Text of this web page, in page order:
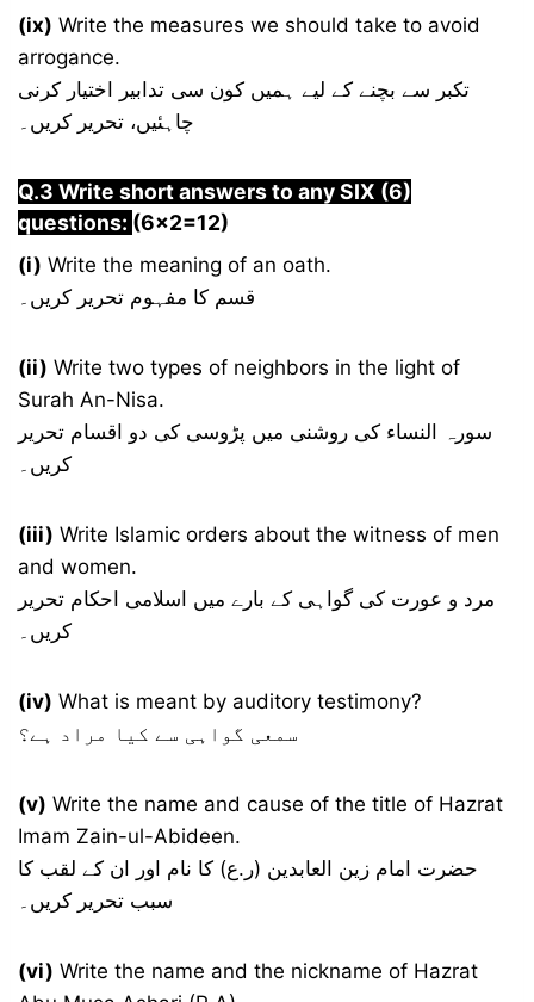
(ix) Write the measures we should take to avoid
arrogance.
تکبر سے بچنے کے لیے ہمیں کون سی تدابیر اختیار کرنی
چاہئیں، تحریر کریں۔
Q.3 Write short answers to any SIX (6)
questions: (6×2=12)
(i) Write the meaning of an oath.
قسم کا مفہوم تحریر کریں۔
(ii) Write two types of neighbors in the light of
Surah An-Nisa.
سورہ النساء کی روشنی میں پڑوسی کی دو اقسام تحریر
کریں۔
(iii) Write Islamic orders about the witness of men
and women.
مرد و عورت کی گواہی کے بارے میں اسلامی احکام تحریر
کریں۔
(iv) What is meant by auditory testimony?
سمعی گواہی سے کیا مراد ہے؟
(v) Write the name and cause of the title of Hazrat
Imam Zain-ul-Abideen.
حضرت امام زین العابدین (ر.ع) کا نام اور ان کے لقب کا
سبب تحریر کریں۔
(vi) Write the name and the nickname of Hazrat